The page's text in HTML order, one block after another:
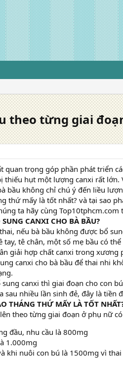
theo từng giai
quan trọng góp phần phát triển
thiếu hụt một lượng canxi rất lớn.
bầu không chỉ chú ý đến liều
thứ mấy là tốt nhất? và tại sao
ta hãy cùng
CANXI CHO BÀ BẦU?
nếu bà bầu không được bổ
tê chân, một số mẹ bầu có
giải hợp chất canxi trong
canxi cho bà bầu để thai nhi
canxi thì giai đoạn cho con
sau nhiều lần sinh đẻ, đây là
THÁNG THỨ MẤY LÀ TỐT
theo từng giai đoạn ở phụ nữ
đầu, nhu cầu là 800mg
1.000mg
khi nuôi con bú là 1500mg vì